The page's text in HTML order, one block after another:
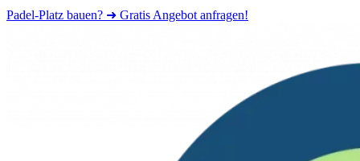
Padel-Platz bauen? ➜ Gratis Angebot anfragen!